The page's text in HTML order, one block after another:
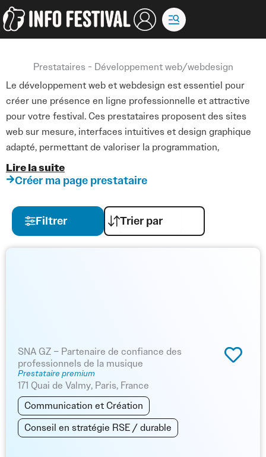
Aller
au
contenu
Prestataires - Développement web/webdesign
Le développement web et webdesign est essentiel pour
créer une présence en ligne professionnelle et attractive
pour votre festival. Ces prestataires proposent des sites
web sur mesure, interfaces intuitives et design graphique
adapté, permettant de valoriser la programmation,
l’expérience utilisateur et la communication digitale.
développement et la maintenance des sites web, en
optimisant la navigation, la compatibilité mobile et la
et offrir une expérience utilisateur fluide et moderne.
Sur Info Festival, retrouvez des prestataires spécialisés en
développement web et webdesign, pour que votre festival
soit valorisé en ligne, visible et attractif, tout en facilitant la
gestion des informations et la communication avec vos
Lire la suite
Créer ma page prestataire
Filtrer
SNA GZ – Partenaire de confiance des
professionnels de la musique
Prestataire premium
171 Quai de Valmy, Paris, France
Communication et Création
Conseil en stratégie RSE / durable